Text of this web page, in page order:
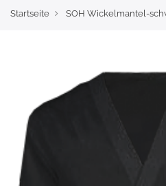
Startseite SOH Wickelmantel-